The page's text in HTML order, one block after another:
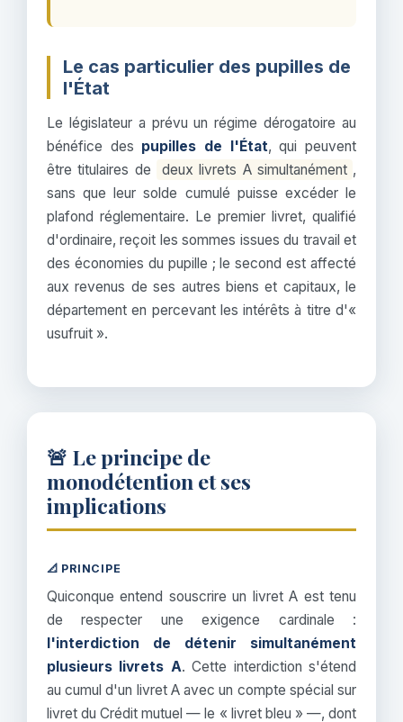
Le cas particulier des pupilles de
l'État
Le législateur a prévu un régime dérogatoire au
bénéfice des pupilles de l'État, qui peuvent
être titulaires de
deux livrets A simultanément ,
sans que leur solde cumulé puisse excéder le
plafond réglementaire. Le premier livret, qualifié
d'ordinaire, reçoit les sommes issues du travail et
des économies du pupille ; le second est affecté
aux revenus de ses autres biens et capitaux, le
département en percevant les intérêts à titre d'«
usufruit ».
🚨 Le principe de
monodétention et ses
implications
📐 PRINCIPE
Quiconque entend souscrire un livret A est tenu
de respecter une exigence cardinale :
l'interdiction de détenir simultanément
plusieurs livrets A. Cette interdiction s'étend
au cumul d'un livret A avec un compte spécial sur
livret du Crédit mutuel — le « livret bleu » —, dont